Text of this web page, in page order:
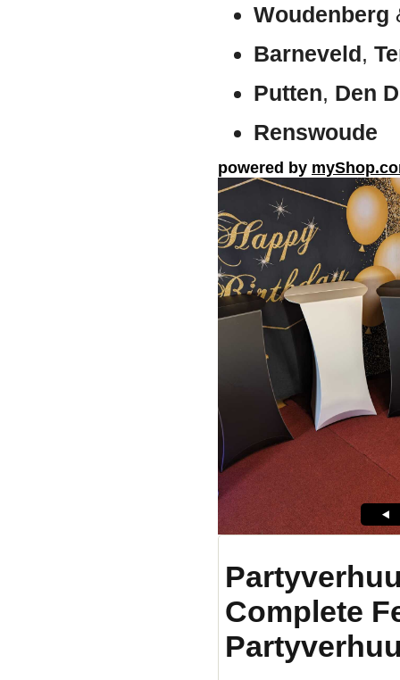
Woudenberg
Barneveld,
Putten, Den
Renswoude
powered by
Complete